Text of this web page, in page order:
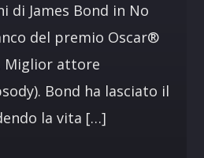
di James Bond in No
del premio Oscar®
Miglior attore
Bond ha lasciato il
la vita […]